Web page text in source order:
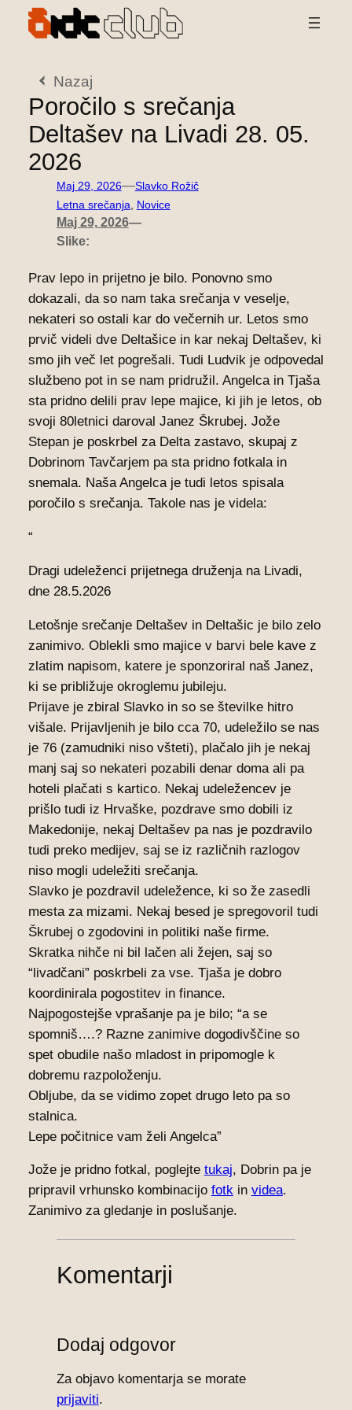
Preskoči
Nazaj
Poročilo s srečanja
Deltašev na Livadi 28. 05.
2026
Maj 29, 2026—Slavko Rožič
Letna srečanja
Novice
Maj 29, 2026—
Slike:
Prav lepo in prijetno je bilo. Ponovno smo
dokazali, da so nam taka srečanja v veselje,
nekateri so ostali kar do večernih ur. Letos smo
prvič videli dve Deltašice in kar nekaj Deltašev, ki
smo jih več let pogrešali. Tudi Ludvik je odpovedal
službeno pot in se nam pridružil. Angelca in Tjaša
sta pridno delili prav lepe majice, ki jih je letos, ob
svoji 80letnici daroval Janez Škrubej. Jože
Stepan je poskrbel za Delta zastavo, skupaj z
Dobrinom Tavčarjem pa sta pridno fotkala in
snemala. Naša Angelca je tudi letos spisala
poročilo s srečanja. Takole nas je videla:
“
Dragi udeleženci prijetnega druženja na Livadi,
dne 28.5.2026
Letošnje srečanje Deltašev in Deltašic je bilo zelo
zanimivo. Oblekli smo majice v barvi bele kave z
zlatim napisom, katere je sponzoriral naš Janez,
ki se približuje okroglemu jubileju.
Prijave je zbiral Slavko in so se številke hitro
višale. Prijavljenih je bilo cca 70, udeležilo se nas
je 76 (zamudniki niso všteti), plačalo jih je nekaj
manj saj so nekateri pozabili denar doma ali pa
hoteli plačati s kartico. Nekaj udeležencev je
prišlo tudi iz Hrvaške, pozdrave smo dobili iz
Makedonije, nekaj Deltašev pa nas je pozdravilo
tudi preko medijev, saj se iz različnih razlogov
niso mogli udeležiti srečanja.
Slavko je pozdravil udeležence, ki so že zasedli
mesta za mizami. Nekaj besed je spregovoril tudi
Škrubej o zgodovini in politiki naše firme.
Skratka nihče ni bil lačen ali žejen, saj so
“livadčani” poskrbeli za vse. Tjaša je dobro
koordinirala pogostitev in finance.
Najpogostejše vprašanje pa je bilo; “a se
spomniš….? Razne zanimive dogodivščine so
spet obudile našo mladost in pripomogle k
dobremu razpoloženju.
Obljube, da se vidimo zopet drugo leto pa so
stalnica.
Lepe počitnice vam želi Angelca”
Jože je pridno fotkal, poglejte tukaj, Dobrin pa je
pripravil vrhunsko kombinacijo fotkin videa.
Zanimivo za gledanje in poslušanje.
Komentarji
Dodaj odgovor
Za objavo komentarja se morate
prijaviti.